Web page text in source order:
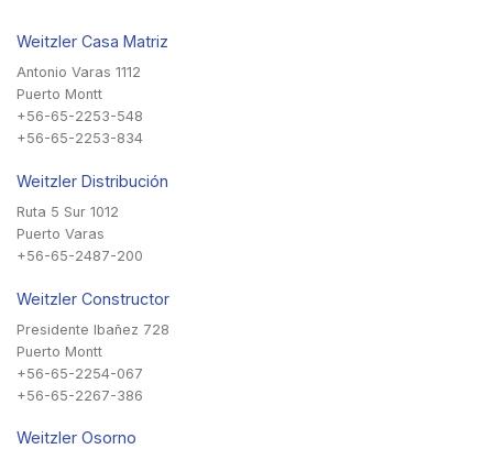
Weitzler Casa Matriz
Antonio Varas 1112
Puerto Montt
+56-65-2253-548
+56-65-2253-834
Weitzler Distribución
Ruta 5 Sur 1012
Puerto Varas
+56-65-2487-200
Weitzler Constructor
Presidente Ibañez 728
Puerto Montt
+56-65-2254-067
+56-65-2267-386
Weitzler Osorno